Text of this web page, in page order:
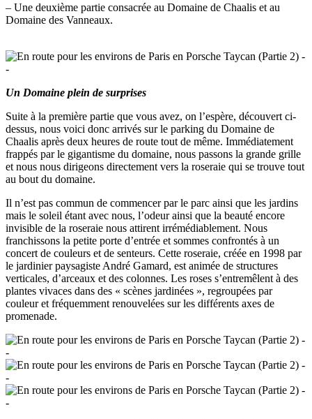
– Une deuxième partie consacrée au Domaine de Chaalis et au
Domaine des Vanneaux.
Un Domaine plein de surprises
Suite à la première partie que vous avez, on l’espère, découvert ci-
dessus, nous voici donc arrivés sur le parking du Domaine de
Chaalis après deux heures de route tout de même. Immédiatement
frappés par le gigantisme du domaine, nous passons la grande grille
et nous nous dirigeons directement vers la roseraie qui se trouve tout
au bout du domaine.
Il n’est pas commun de commencer par le parc ainsi que les jardins
mais le soleil étant avec nous, l’odeur ainsi que la beauté encore
invisible de la roseraie nous attirent irrémédiablement. Nous
franchissons la petite porte d’entrée et sommes confrontés à un
concert de couleurs et de senteurs. Cette roseraie, créée en 1998 par
le jardinier paysagiste André Gamard, est animée de structures
verticales, d’arceaux et des colonnes. Les roses s’entremêlent à des
plantes vivaces dans des « scènes jardinées », regroupées par
couleur et fréquemment renouvelées sur les différents axes de
promenade.